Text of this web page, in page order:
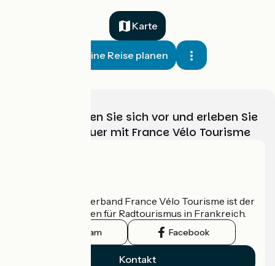
Karte
Meine Reise planen
Wählen, bereiten Sie sich vor und erleben Sie
Ihr Radabenteuer mit France Vélo Tourisme
Der nationale Verband France Vélo Tourisme ist der
offizielle Leitfaden für Radtourismus in Frankreich.
Instagram Facebook
Kontakt